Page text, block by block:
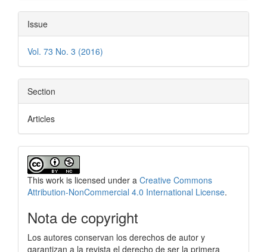
Issue
Vol. 73 No. 3 (2016)
Section
Articles
This work is licensed under a Creative Commons
Attribution-NonCommercial 4.0 International License.
Nota de copyright
Los autores conservan los derechos de autor y
garantizan a la revista el derecho de ser la primera